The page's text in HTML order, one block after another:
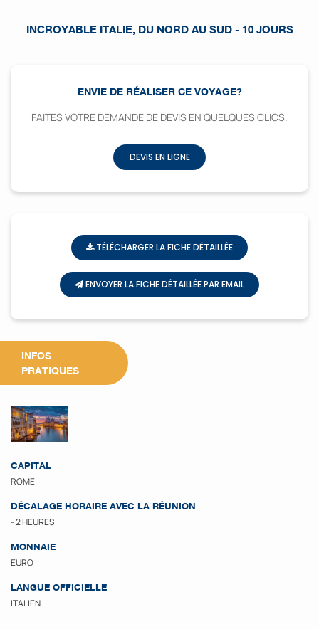
INCROYABLE ITALIE, DU NORD AU SUD - 10 JOURS
ENVIE DE RÉALISER CE VOYAGE?
FAITES VOTRE DEMANDE DE DEVIS EN QUELQUES CLICS.
DEVIS EN LIGNE
TÉLÉCHARGER LA FICHE DÉTAILLÉE
ENVOYER LA FICHE DÉTAILLÉE PAR EMAIL
INFOS
PRATIQUES
CAPITAL
ROME
DÉCALAGE HORAIRE AVEC LA RÉUNION
- 2 HEURES
MONNAIE
EURO
LANGUE OFFICIELLE
ITALIEN